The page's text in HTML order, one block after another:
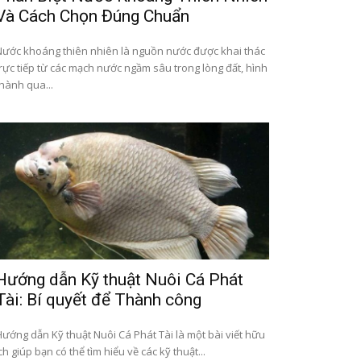
Cách Chọn Đúng Chuẩn
khoáng thiên nhiên là nguồn nước được khai thác
tiếp từ các mạch nước ngầm sâu trong lòng đất, hình
qua...
dẫn Kỹ thuật Nuôi Cá Phát
Bí quyết để Thành công
dẫn Kỹ thuật Nuôi Cá Phát Tài là một bài viết hữu
giúp bạn có thể tìm hiểu về các kỹ thuật...